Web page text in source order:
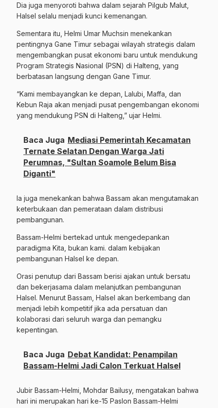
Dia juga menyoroti bahwa dalam sejarah Pilgub Malut,
Halsel selalu menjadi kunci kemenangan.
Sementara itu, Helmi Umar Muchsin menekankan
pentingnya Gane Timur sebagai wilayah strategis dalam
mengembangkan pusat ekonomi baru untuk mendukung
Program Strategis Nasional (PSN) di Halteng, yang
berbatasan langsung dengan Gane Timur.
“Kami membayangkan ke depan, Lalubi, Maffa, dan
Kebun Raja akan menjadi pusat pengembangan ekonomi
yang mendukung PSN di Halteng,” ujar Helmi.
Baca Juga Mediasi Pemerintah Kecamatan
Ternate Selatan Dengan Warga Jati
Perumnas, "Sultan Soamole Belum Bisa
Diganti"
Ia juga menekankan bahwa Bassam akan mengutamakan
keterbukaan dan pemerataan dalam distribusi
pembangunan.
Bassam-Helmi bertekad untuk mengedepankan
paradigma Kita, bukan kami. dalam kebijakan
pembangunan Halsel ke depan.
Orasi penutup dari Bassam berisi ajakan untuk bersatu
dan bekerjasama dalam melanjutkan pembangunan
Halsel. Menurut Bassam, Halsel akan berkembang dan
menjadi lebih kompetitif jika ada persatuan dan
kolaborasi dari seluruh warga dan pemangku
kepentingan.
Baca Juga Debat Kandidat: Penampilan
Bassam-Helmi Jadi Calon Terkuat Halsel
Jubir Bassam-Helmi, Mohdar Bailusy, mengatakan bahwa
hari ini merupakan hari ke-15 Paslon Bassam-Helmi